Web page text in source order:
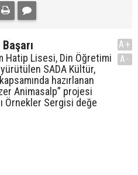
Hatip Lisesi, Din Öğretimi
SADA Kültür,
hazırlanan
Animasalp” projesi
Örnekler Sergisi değe
A+
A-